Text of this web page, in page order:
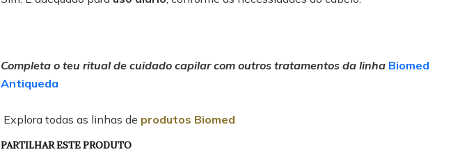
Completa o teu ritual de cuidado capilar com outros tratamentos da linha Biomed
Antiqueda
Explora todas as linhas de produtos Biomed
PARTILHAR ESTE PRODUTO